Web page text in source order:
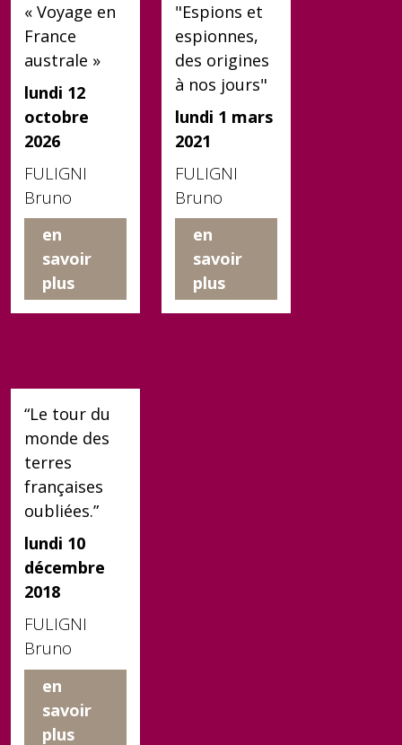
« Voyage en
France
australe »
lundi 12
octobre
2026
FULIGNI
Bruno
en
savoir
plus
"Espions et
espionnes,
des origines
à nos jours"
lundi 1 mars
2021
FULIGNI
Bruno
en
savoir
plus
“Le tour du
monde des
terres
françaises
oubliées.”
lundi 10
décembre
2018
FULIGNI
Bruno
en
savoir
plus